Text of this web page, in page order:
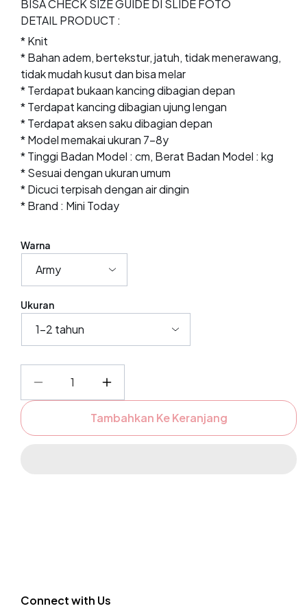
BISA CHECK SIZE GUIDE DI SLIDE FOTO
DETAIL PRODUCT :
* Knit
* Bahan adem, bertekstur, jatuh, tidak menerawang,
tidak mudah kusut dan bisa melar
* Terdapat bukaan kancing dibagian depan
* Terdapat kancing dibagian ujung lengan
* Terdapat aksen saku dibagian depan
* Model memakai ukuran 7-8y
* Tinggi Badan Model : cm, Berat Badan Model : kg
* Sesuai dengan ukuran umum
* Dicuci terpisah dengan air dingin
* Brand : Mini Today
Warna
Ukuran
Kurangi
jumlah
Mini
Tambah
jumlah
untuk
Mini
Tambahkan Ke Keranjang
Connect with Us